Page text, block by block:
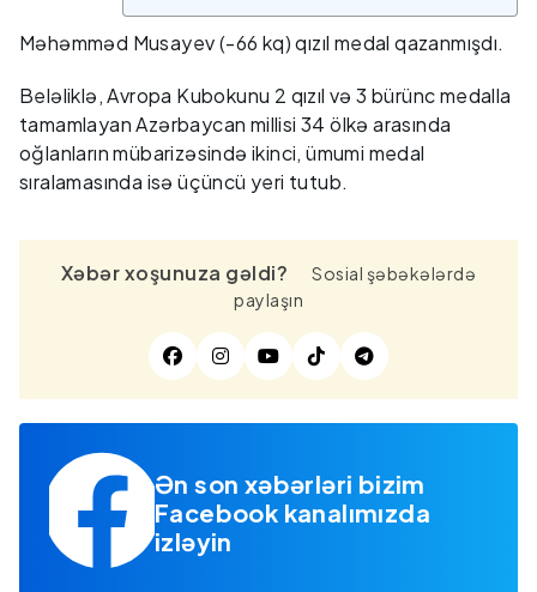
Məhəmməd Musayev (-66 kq) qızıl medal qazanmışdı.
Beləliklə, Avropa Kubokunu 2 qızıl və 3 bürünc medalla
tamamlayan Azərbaycan millisi 34 ölkə arasında
oğlanların mübarizəsində ikinci, ümumi medal
sıralamasında isə üçüncü yeri tutub.
Xəbər xoşunuza gəldi?
Sosial şəbəkələrdə
paylaşın
Ən son xəbərləri bizim
Facebook kanalımızda
izləyin